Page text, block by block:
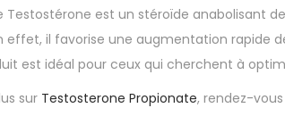
s
t
e
Testostérone est un stéroïde anabolisant
effet, il favorise une augmentation rapide
est idéal pour ceux qui cherchent à
sur Testosterone Propionate, rendez-